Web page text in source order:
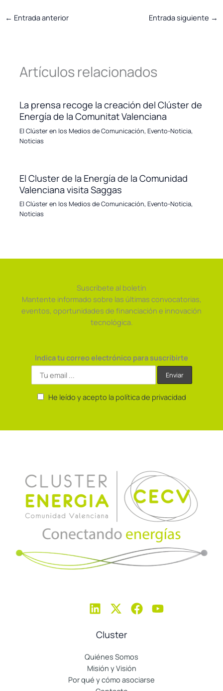
← Entrada anterior Entrada siguiente →
Artículos relacionados
La prensa recoge la creación del Clúster de
Energía de la Comunitat Valenciana
El Clúster en los Medios de Comunicación,Evento-Noticia,
Noticias
El Cluster de la Energía de la Comunidad
Valenciana visita Saggas
El Clúster en los Medios de Comunicación,Evento-Noticia,
Noticias
Suscríbete al boletín
Mantente informado sobre las últimas convocatorias,
eventos, oportunidades de financiación e innovación
tecnológica.
Indica tu correo electrónico para suscribirte
He leído y acepto la política de privacidad
Cluster
Quiénes Somos
Misión y Visión
Por qué y cómo asociarse